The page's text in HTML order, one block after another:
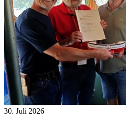
30. Juli 2026